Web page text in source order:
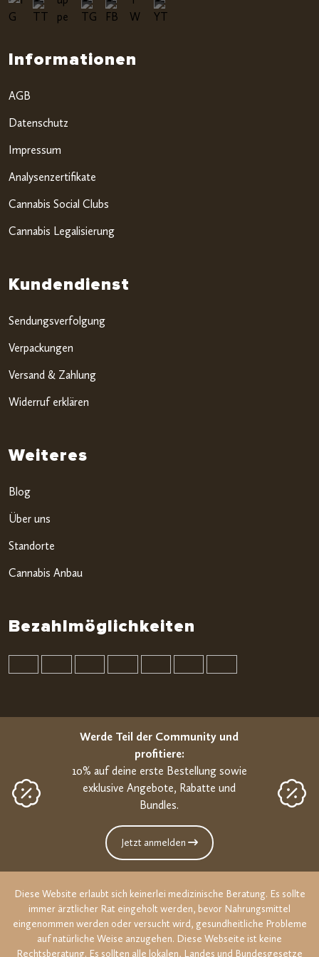
Informationen
AGB
Datenschutz
Impressum
Analysenzertifikate
Cannabis Social Clubs
Cannabis Legalisierung
Kundendienst
Sendungsverfolgung
Verpackungen
Versand & Zahlung
Widerruf erklären
Weiteres
Blog
Über uns
Standorte
Cannabis Anbau
Bezahlmöglichkeiten
Werde Teil der Community und
profitiere:
10% auf deine erste Bestellung sowie
exklusive Angebote, Rabatte und
Bundles.
Jetzt anmelden
Diese Website erlaubt sich keinerlei medizinische Beratung. Es sollte
immer ärztlicher Rat eingeholt werden, bevor Nahrungsmittel
eingenommen werden oder versucht wird, gesundheitliche Probleme
auf natürliche Weise anzugehen. Diese Webseite ist keine
Rechtsberatung. Es sollten alle lokalen, Landes und Bundesgesetze